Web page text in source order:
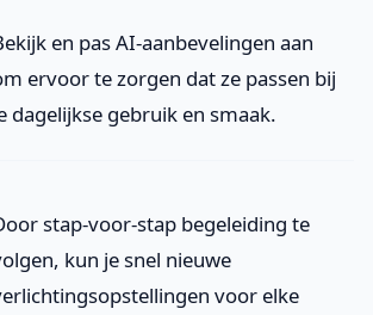
en pas AI-aanbevelingen aan
ervoor te zorgen dat ze passen bij
dagelijkse gebruik en smaak.
stap-voor-stap begeleiding te
kun je snel nieuwe
voor elke